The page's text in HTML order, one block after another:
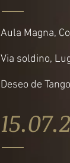
Aula Magna,
Via soldino,
Deseo de Tango